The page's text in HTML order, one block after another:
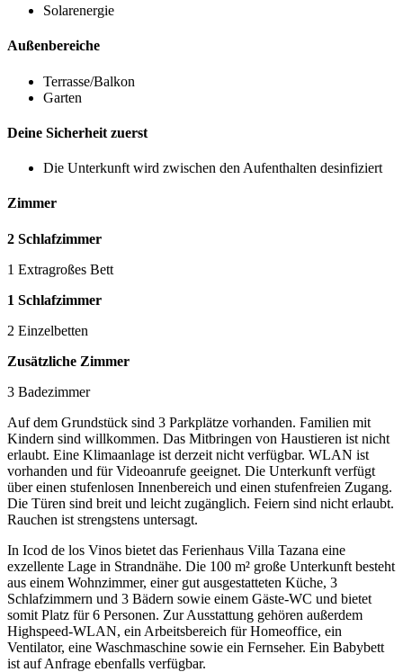
Solarenergie
Außenbereiche
Terrasse/Balkon
Garten
Deine Sicherheit zuerst
Die Unterkunft wird zwischen den Aufenthalten desinfiziert
Zimmer
2 Schlafzimmer
1 Extragroßes Bett
1 Schlafzimmer
2 Einzelbetten
Zusätzliche Zimmer
3 Badezimmer
Auf dem Grundstück sind 3 Parkplätze vorhanden. Familien mit
Kindern sind willkommen. Das Mitbringen von Haustieren ist nicht
erlaubt. Eine Klimaanlage ist derzeit nicht verfügbar. WLAN ist
vorhanden und für Videoanrufe geeignet. Die Unterkunft verfügt
über einen stufenlosen Innenbereich und einen stufenfreien Zugang.
Die Türen sind breit und leicht zugänglich. Feiern sind nicht erlaubt.
Rauchen ist strengstens untersagt.
In Icod de los Vinos bietet das Ferienhaus Villa Tazana eine
exzellente Lage in Strandnähe. Die 100 m² große Unterkunft besteht
aus einem Wohnzimmer, einer gut ausgestatteten Küche, 3
Schlafzimmern und 3 Bädern sowie einem Gäste-WC und bietet
somit Platz für 6 Personen. Zur Ausstattung gehören außerdem
Highspeed-WLAN, ein Arbeitsbereich für Homeoffice, ein
Ventilator, eine Waschmaschine sowie ein Fernseher. Ein Babybett
ist auf Anfrage ebenfalls verfügbar.